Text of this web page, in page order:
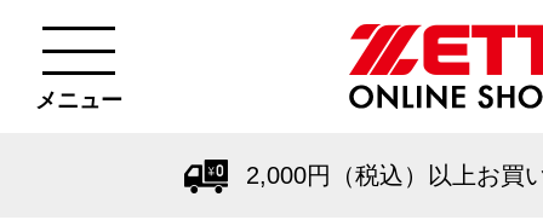
メニュー
2,000円（税込）以上お買